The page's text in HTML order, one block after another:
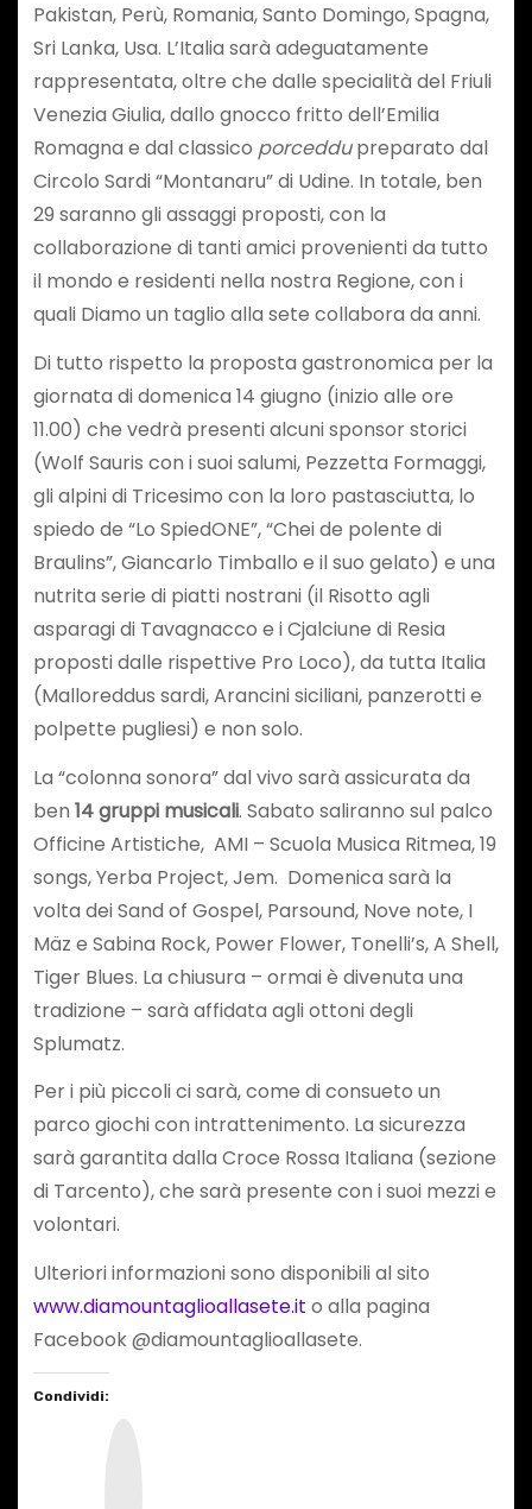
Pakistan, Perù, Romania, Santo Domingo, Spagna,
Sri Lanka, Usa. L’Italia sarà adeguatamente
rappresentata, oltre che dalle specialità del Friuli
Venezia Giulia, dallo gnocco fritto dell’Emilia
Romagna e dal classico porceddupreparato dal
Circolo Sardi “Montanaru” di Udine. In totale, ben
29 saranno gli assaggi proposti, con la
collaborazione di tanti amici provenienti da tutto
il mondo e residenti nella nostra Regione, con i
quali Diamo un taglio alla sete collabora da anni.
Di tutto rispetto la proposta gastronomica per la
giornata di domenica 14 giugno (inizio alle ore
11.00) che vedrà presenti alcuni sponsor storici
(Wolf Sauris con i suoi salumi, Pezzetta Formaggi,
gli alpini di Tricesimo con la loro pastasciutta, lo
spiedo de “Lo SpiedONE”, “Chei de polente di
Braulins”, Giancarlo Timballo e il suo gelato) e una
nutrita serie di piatti nostrani (il Risotto agli
asparagi di Tavagnacco e i Cjalciune di Resia
proposti dalle rispettive Pro Loco), da tutta Italia
(Malloreddus sardi, Arancini siciliani, panzerotti e
polpette pugliesi) e non solo.
La “colonna sonora” dal vivo sarà assicurata da
ben 14 gruppi musicali. Sabato saliranno sul palco
Officine Artistiche, AMI – Scuola Musica Ritmea, 19
songs, Yerba Project, Jem. Domenica sarà la
volta dei Sand of Gospel, Parsound, Nove note, I
Mäz e Sabina Rock, Power Flower, Tonelli’s, A Shell,
Tiger Blues. La chiusura – ormai è divenuta una
tradizione – sarà affidata agli ottoni degli
Splumatz.
Per i più piccoli ci sarà, come di consueto un
parco giochi con intrattenimento. La sicurezza
sarà garantita dalla Croce Rossa Italiana (sezione
di Tarcento), che sarà presente con i suoi mezzi e
volontari.
Ulteriori informazioni sono disponibili al sito
www.diamountaglioallasete.it o alla pagina
Facebook @diamountaglioallasete.
Condividi: